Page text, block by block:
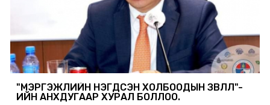
"МЭРГЭЖЛИЙН НЭГДСЭН ХОЛБООДЫН ЗӨВЛӨЛ"-
ИЙН АНХДУГААР ХУРАЛ БОЛЛОО.